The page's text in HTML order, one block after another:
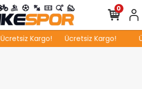
Ücretsiz Kargo! Ücretsiz Kargo!
0